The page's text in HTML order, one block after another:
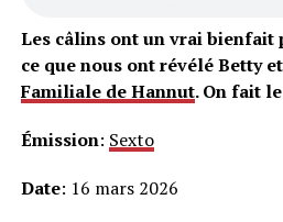
Les câlins ont un vrai bienfait
ce que nous ont révélé Betty
Familiale de Hannut. On fait
Émission: Sexto
Date: 16 mars 2026